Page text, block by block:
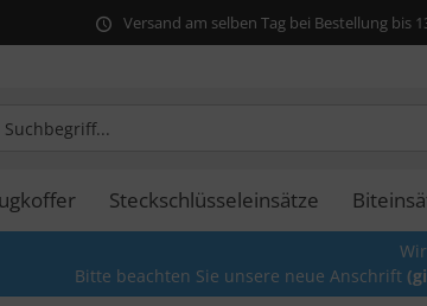
Versand am selben Tag bei Bestellung bis
Steckschlüsseleinsätze
Bitte beachten Sie unsere neue Anschrift